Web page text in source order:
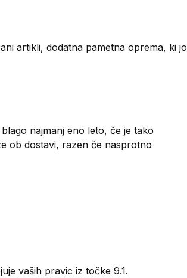
artikli, dodatna pametna oprema, ki jo
najmanj eno leto, če je tako
ob dostavi, razen če nasprotno
vaših pravic iz točke 9.1.